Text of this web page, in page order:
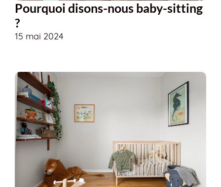
Pourquoi disons-nous baby-sitting
?
15 mai 2024